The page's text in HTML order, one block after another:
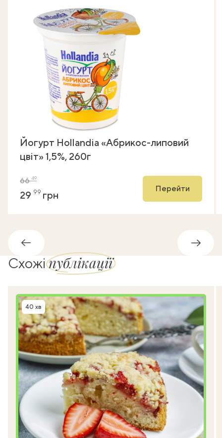
Йогурт Hollandia «Абрикос-липовий
цвіт» 1,5%, 260г
6649
29 99 грн
Перейти
Назад
Схожіпублікації
Час приготування
40 хв